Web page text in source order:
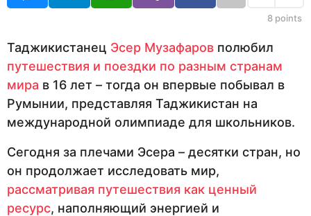
а
а
д
н
а
з
д
8 points
Таджикистанец Эсер Музафаров полюбил
путешествия и поездки по разным странам
мира в 16 лет – тогда он впервые побывал в
Румынии, представляя Таджикистан на
международной олимпиаде для школьников.
Сегодня за плечами Эсера – десятки стран, но
он продолжает исследовать мир,
рассматривая путешествия как ценный
ресурс, наполняющий энергией и